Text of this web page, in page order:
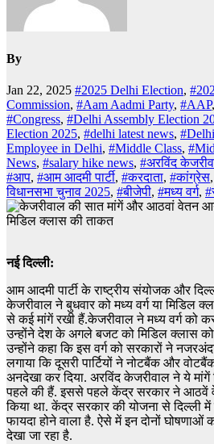
By
Jan 22, 2025 #2025 Delhi Election,
Commission, #Aam Aadmi Party, #AAP,
#Congress, #Delhi Assembly Election
Election 2025, #delhi latest news,
Employee in Delhi, #Middle Class,
News, #salary hike news, #अरविंद
#आप, #आम आदमी पार्टी, #करदाता, #कांग्रेस,
विधानसभा चुनाव 2025, #बीजेपी, #मध्य वर्ग,
नई दिल्ली:
आम आदमी पार्टी के राष्ट्रीय संयोजक और
केजरीवाल ने बुधवार को मध्य वर्ग या मिडिल
से कई मांगें रखी हैं.केजरीवाल ने मध्य वर्ग को
उन्होंने देश के अगले बजट को मिडिल क्लास को
उन्होंने कहा कि इस वर्ग को सरकारों ने
लगाया कि दूसरी पार्टियों ने नोटबैंक और
अनदेखा कर दिया. अरविंद केजरीवाल ने ये मांगें
पहले की हैं. इससे पहले केंद्र सरकार ने आठवें
किया था. केंद्र सरकार की योजना से दिल्ली में
फायदा होने वाला है. ऐसे में इन दोनों घोषणाओं
देखा जा रहा है.